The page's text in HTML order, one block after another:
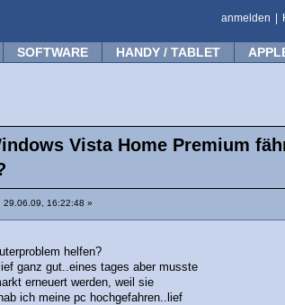
anmelden
SOFTWARE HANDY / TABLET
Vista Home Premium
: 29.06.09, 16:22:48 »
helfen?
ganz gut..eines tages aber musste
erneuert werden, weil sie
ich meine pc hochgefahren..lief